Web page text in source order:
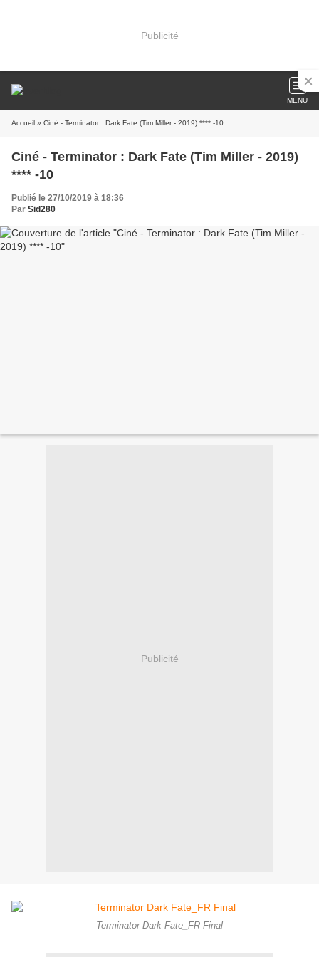
Publicité
MENU
Accueil » Ciné - Terminator : Dark Fate (Tim Miller - 2019) **** -10
Ciné - Terminator : Dark Fate (Tim Miller - 2019)
**** -10
Publié le 27/10/2019 à 18:36
Par Sid280
Publicité
Terminator Dark Fate_FR Final